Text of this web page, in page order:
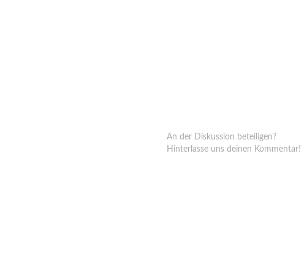
An der Diskussion beteiligen?
Hinterlasse uns deinen Kommentar!